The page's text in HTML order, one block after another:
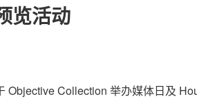
每日栏目
览活动
Objective Collection 举办媒体⽇及